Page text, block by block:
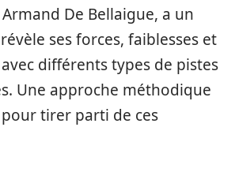
De Bellaigue, a un
ses forces, faiblesses et
différents types de pistes
Une approche méthodique
tirer parti de ces